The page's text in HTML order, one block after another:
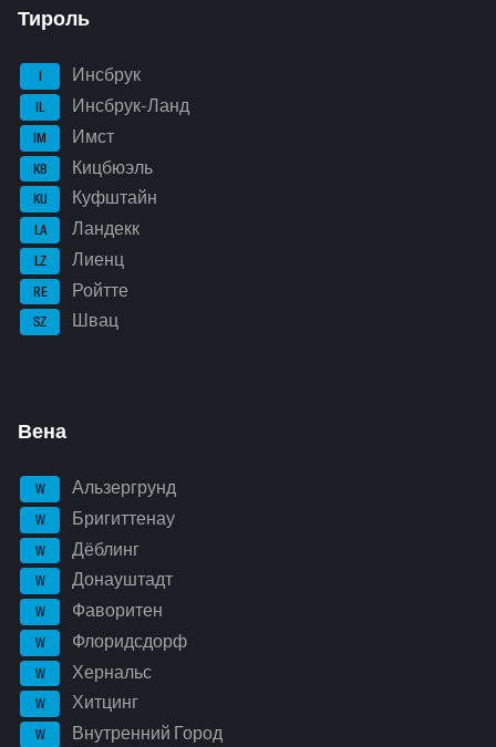
Тироль
I Инсбрук
IL Инсбрук-Ланд
IM Имст
KB Кицбюэль
KU Куфштайн
LA Ландекк
LZ Лиенц
RE Ройтте
SZ Швац
Вена
W Альзергрунд
W Бригиттенау
W Дёблинг
W Донауштадт
W Фаворитен
W Флоридсдорф
W Хернальс
W Хитцинг
W Внутренний Город